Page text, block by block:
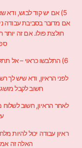
5) אם יש קוד לבוש, ודא
אם מדובר בסביבת עבודה
חולצת פולו. אם זה יותר
6) התלבשו כראוי – אל תתלבשו כלאחר יד אם זה לא מתאים לאותה סביבה;
לפני הראיון, ודא שיש
חשוב לקבל
לאחר הראיון, חשוב לשלוח
ראיון עבודה יכול להיות
האלה זה